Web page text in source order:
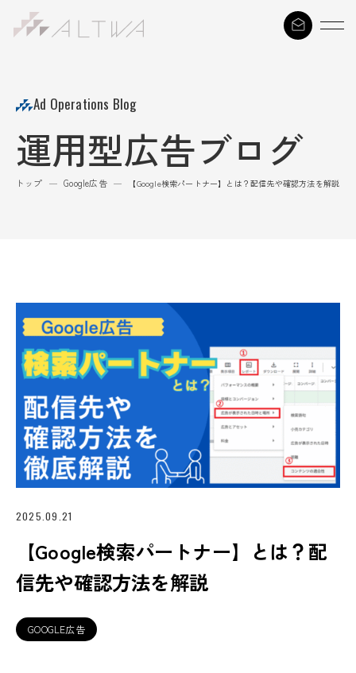
Ad Operations Blog
運用型広告ブログ
トップ — Google広告 — 【Google検索パートナー】とは？配信先や確認方法を解説
2025.09.21
【Google検索パートナー】とは？配
信先や確認方法を解説
GOOGLE広告